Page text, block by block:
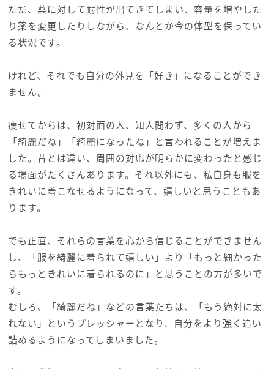
ただ、薬に対して耐性が出てきてしまい、容量を増やした
り薬を変更したりしながら、なんとか今の体型を保ってい
る状況です。
けれど、それでも自分の外見を「好き」になることができ
ません。
痩せてからは、初対面の人、知人問わず、多くの人から
「綺麗だね」「綺麗になったね」と言われることが増えま
した。昔とは違い、周囲の対応が明らかに変わったと感じ
る場面がたくさんあります。それ以外にも、私自身も服を
きれいに着こなせるようになって、嬉しいと思うこともあ
ります。
でも正直、それらの言葉を心から信じることができません
し、「服を綺麗に着られて嬉しい」より「もっと細かった
らもっときれいに着られるのに」と思うことの方が多いで
す。
むしろ、「綺麗だね」などの言葉たちは、「もう絶対に太
れない」というプレッシャーとなり、自分をより強く追い
詰めるようになってしまいました。